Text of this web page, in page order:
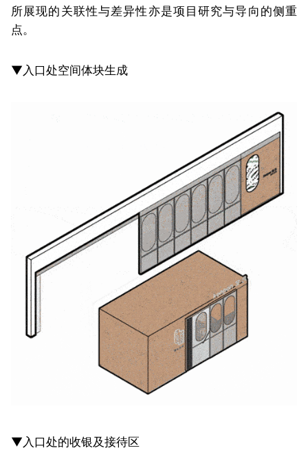
所展现的关联性与差异性亦是项目研究与导向的侧重
点。
▼入口处空间体块生成
▼入口处的收银及接待区